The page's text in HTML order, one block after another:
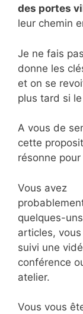
des portes
leur chemin
Je ne fais
donne les
et on se
plus tard si
A vous de
cette
résonne pour
Vous avez
quelques-
articles,
suivi une
conférence
atelier.
Vous vous